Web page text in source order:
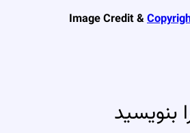
Image Credit &
بنویسید